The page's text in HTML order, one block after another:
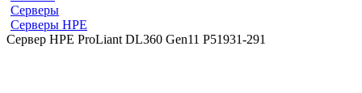
Серверы
Серверы HPE
Сервер HPE ProLiant DL360 Gen11 P51931-291